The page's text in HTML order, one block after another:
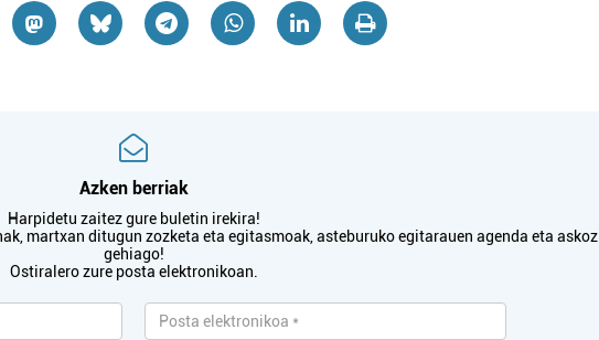
Azken berriak
Harpidetu zaitez gure buletin irekira!
martxan ditugun zozketa eta egitasmoak, asteburuko egitarauen agenda eta askoz
gehiago!
Ostiralero zure posta elektronikoan.